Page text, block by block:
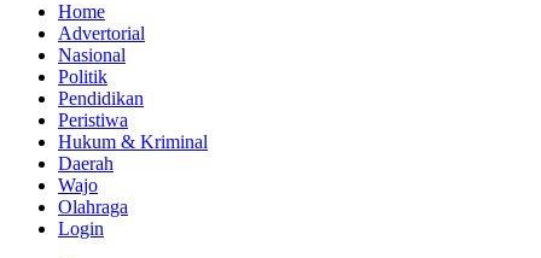
Home
Advertorial
Nasional
Politik
Pendidikan
Peristiwa
Hukum & Kriminal
Daerah
Wajo
Olahraga
Login